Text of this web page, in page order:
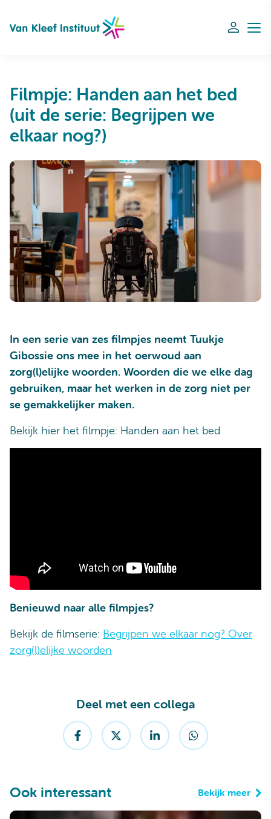
Navigation
Filmpje: Handen aan het bed
(uit de serie: Begrijpen we
elkaar nog?)
In een serie van zes filmpjes neemt Tuukje
Gibossie ons mee in het oerwoud aan
zorg(l)elijke woorden. Woorden die we elke dag
gebruiken, maar het werken in de zorg niet per
se gemakkelijker maken.
Bekijk hier het filmpje: Handen aan het bed
Benieuwd naar alle filmpjes?
Bekijk de filmserie: Begrijpen we elkaar nog? Over
zorg(l)elijke woorden
Deel met een collega
Ook interessant Bekijk meer